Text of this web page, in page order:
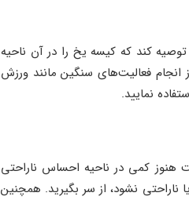
کند که کیسه یخ را در آن ناحیه
انجام فعالیت‌های سنگین مانند ورزش
نمایید.
کمی در ناحیه احساس ناراحتی
ناراحتی نشود، از سر بگیرید. همچنین